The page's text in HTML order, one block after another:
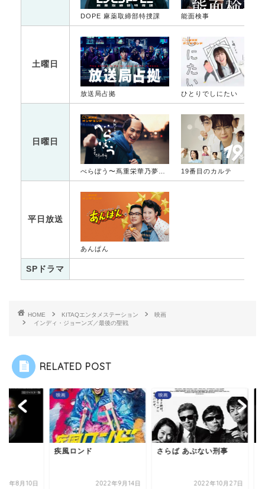
DOPE 麻薬取締部特捜課 能面検事
土曜日
放送局占拠 ひとりでしにたい
日曜日
19番目のカルテ
平日放送
あんぱん
SPドラマ
HOME KITAQエンタメステーション
映画
インディ・ジョーンズ／最後の聖戦
RELATED POST
2022年9月14日
映画
さらば あぶない刑事
2022年10月27日
映画
バラキ
2022年8